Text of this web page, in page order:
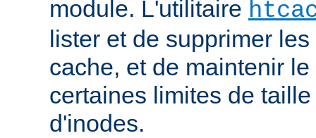
module. L'utilitaire
lister et de supprimer
cache, et de maintenir
certaines limites de
d'inodes.